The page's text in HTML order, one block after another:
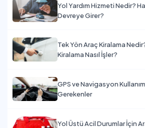
Yol Yardım Hizmeti Nedir?
Devreye Girer?
Tek Yön Araç Kiralama
Kiralama Nasıl İşler?
GPS ve Navigasyon
Gerekenler
Yol Üstü Acil Durumlar İçin